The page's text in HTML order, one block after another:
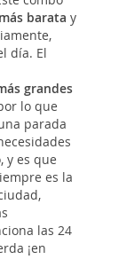
barata y
día. El
grandes
lo que
parada
y es que
es la
las 24
¡en